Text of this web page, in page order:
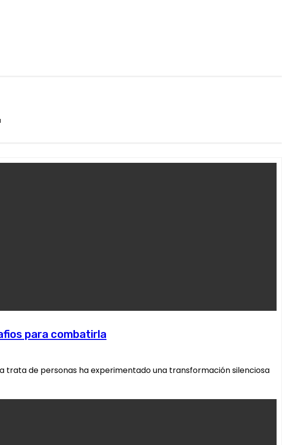
para combatirla
trata de personas ha experimentado una transformación silenciosa